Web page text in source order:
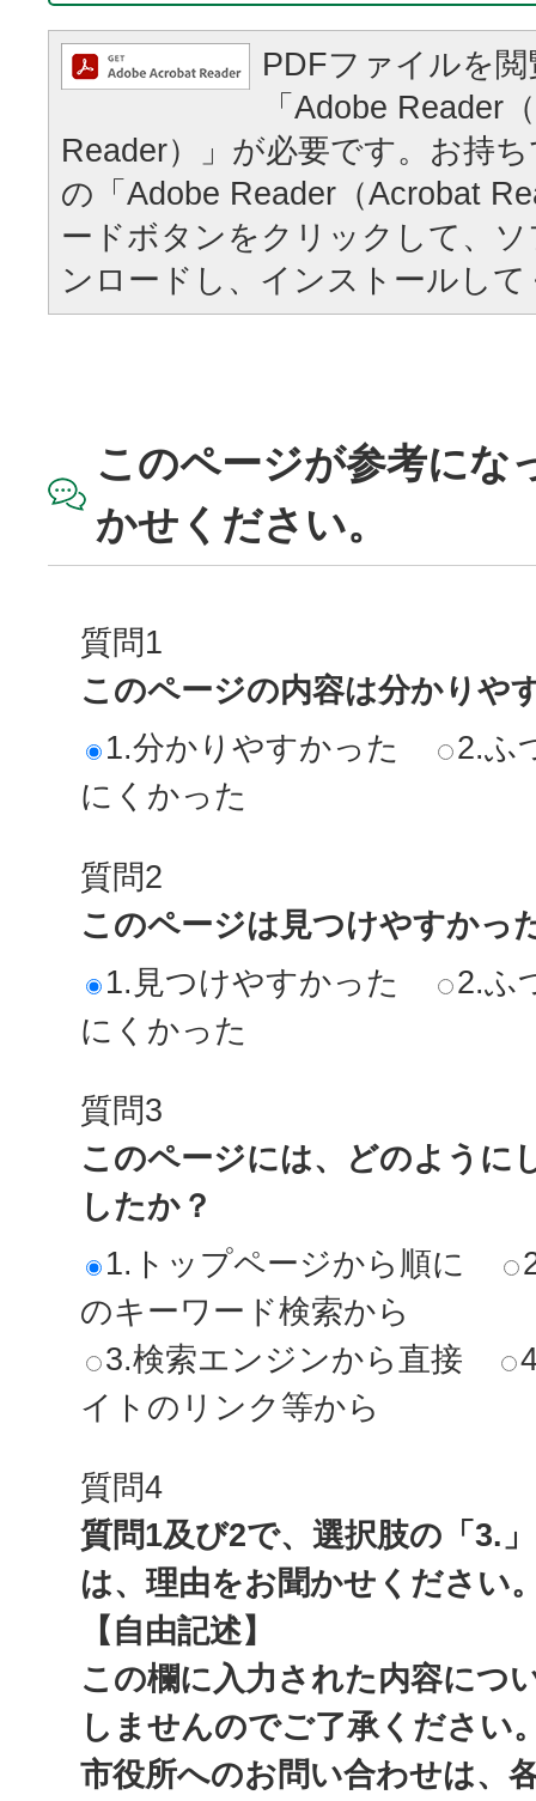
PDFファイルを
「Adobe Reader
Reader）」が必要です。お持
の「Adobe Reader（Acrobat
ードボタンをクリックして、
ンロードし、インストールし
このページが参考にな
かせください。
質問1
このページの内容は分かりや
1.分かりやすかった
2.ふ
にくかった
質問2
このページは見つけやすかっ
1.見つけやすかった
2.ふ
にくかった
質問3
このページには、どのように
したか？
1.トップページから順に
のキーワード検索から
3.検索エンジンから直接
イトのリンク等から
質問4
質問1及び2で、選択肢の「3.
は、理由をお聞かせください
【自由記述】
この欄に入力された内容につ
しませんのでご了承ください
市役所へのお問い合わせは、